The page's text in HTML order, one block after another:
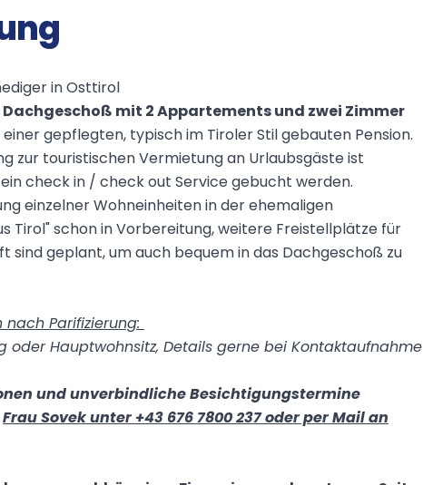
in Osttirol
mit 2 Appartements und zwei Zimmer
einer gepflegten, typisch im Tiroler Stil gebauten Pension.
zur touristischen Vermietung an Urlaubsgäste ist
check in / check out Service gebucht werden.
einzelner Wohneinheiten in der ehemaligen
Tirol" schon in Vorbereitung, weitere Freistellplätze für
sind geplant, um auch bequem in das Dachgeschoß zu
Parifizierung:
oder Hauptwohnsitz, Details gerne bei Kontaktaufnahme
und unverbindliche Besichtigungstermine
Frau Sovek unter +43 676 7800 237 oder per Mail an